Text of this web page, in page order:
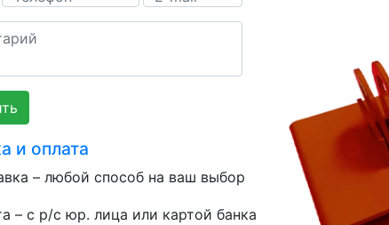
и оплата
– любой способ на ваш выбор
– с р/с юр. лица или картой банка